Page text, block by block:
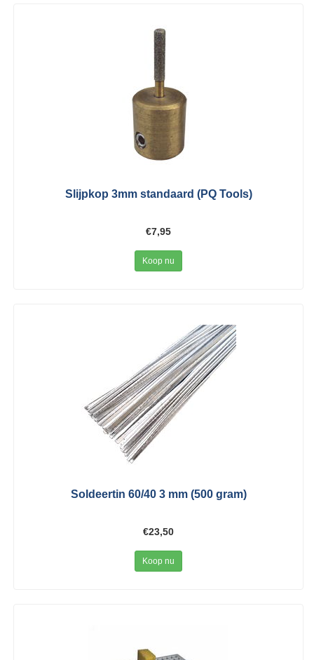
Slijpkop 3mm standaard (PQ Tools)
€7,95
Koop nu
Soldeertin 60/40 3 mm (500 gram)
€23,50
Koop nu